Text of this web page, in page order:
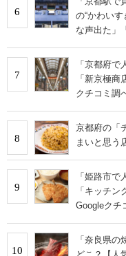
6
の“かわい
な声出た」
7
「京都府
「新京極
クチコミ調
8
京都府の「
まいと思う
9
「姫路市
「キッチ
Googleクチ
10
「奈良県